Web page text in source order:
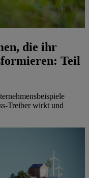
die ihr
Teil
Treiber wirkt und